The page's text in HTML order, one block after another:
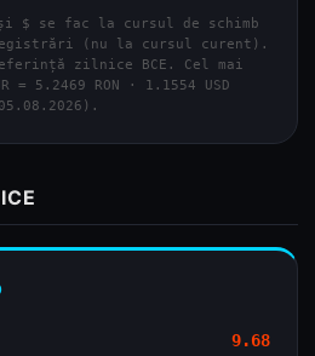
$ se fac la cursul de schimb
(nu la cursul curent).
zilnice BCE. Cel mai
= 5.2469 RON · 1.1554 USD
9.68